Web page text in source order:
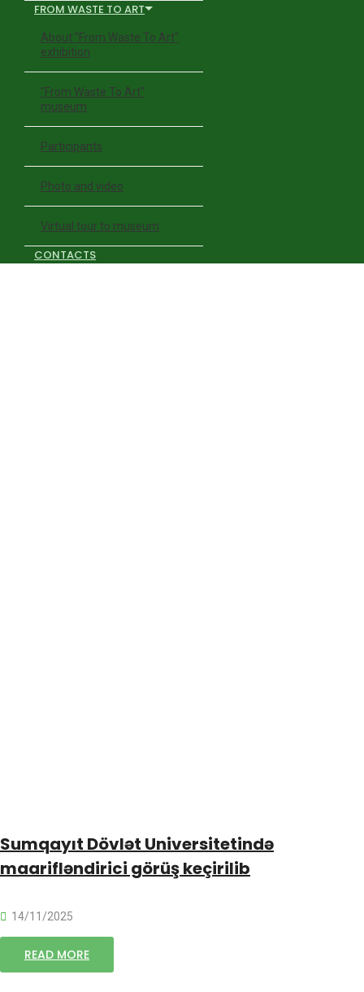
FROM WASTE TO ART
About "From Waste To Art"
exhibition
"From Waste To Art"
museum
Participants
Photo and video
Virtual tour to museum
CONTACTS
Sumqayıt Dövlət Universitetində
maarifləndirici görüş keçirilib
14/11/2025
READ MORE